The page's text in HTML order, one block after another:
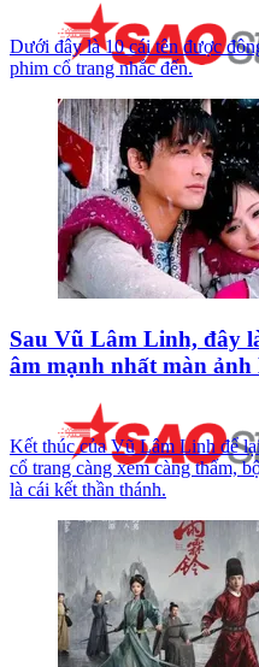
Dưới đây là 10 cái tên được
phim cổ trang nhắc đến.
Sau Vũ Lâm Linh, đây
âm mạnh nhất màn ảnh
Kết thúc của Vũ Lâm Linh để
cổ trang càng xem càng thấm,
là cái kết thần thánh.